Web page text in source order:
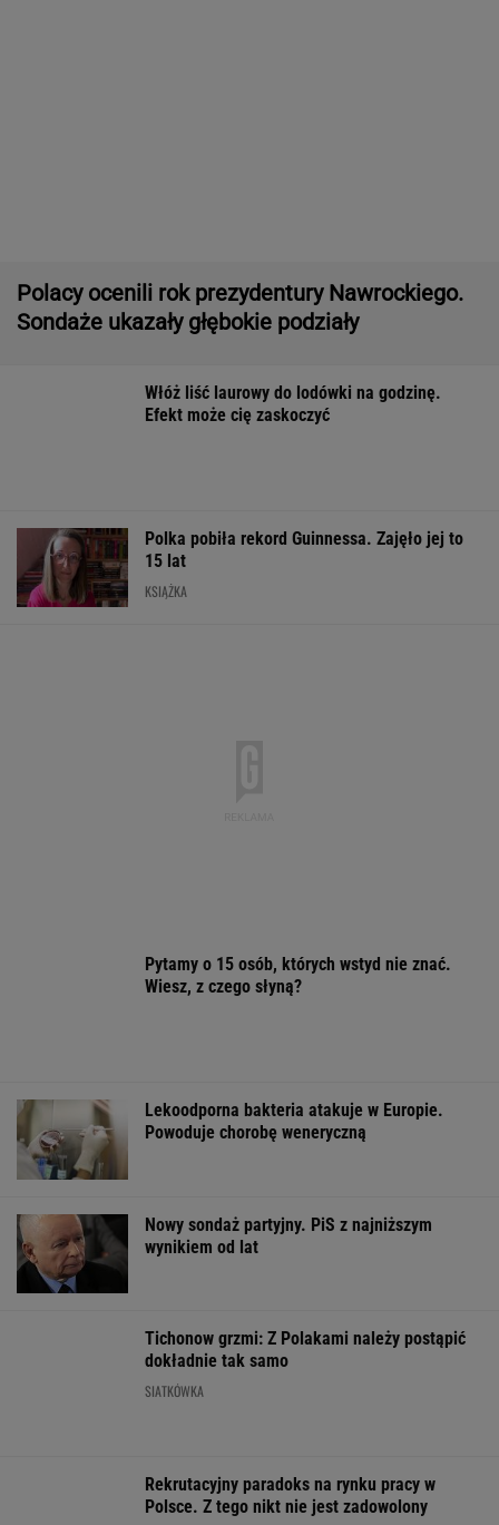
Polacy ocenili rok prezydentury Nawrockiego.
Sondaże ukazały głębokie podziały
Włóż liść laurowy do lodówki na godzinę.
Efekt może cię zaskoczyć
15 lat
KSIĄŻKA
Wiesz, z czego słyną?
SIATKÓWKA
Rekrutacyjny paradoks na rynku pracy w
Sandały Keen to synonim wakacyjnego